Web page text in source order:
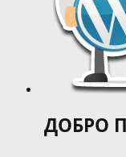
ДОБРО